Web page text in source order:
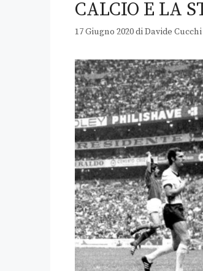
CALCIO E LA
17 Giugno 2020diDavide Cucchi